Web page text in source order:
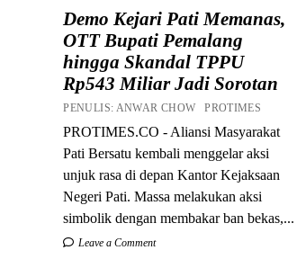
Demo Kejari Pati Memanas,
OTT Bupati Pemalang
hingga Skandal TPPU
Rp543 Miliar Jadi Sorotan
PENULIS: ANWAR CHOW PROTIMES
PROTIMES.CO - Aliansi Masyarakat
Pati Bersatu kembali menggelar aksi
unjuk rasa di depan Kantor Kejaksaan
Negeri Pati. Massa melakukan aksi
simbolik dengan membakar ban bekas,...
Leave a Comment